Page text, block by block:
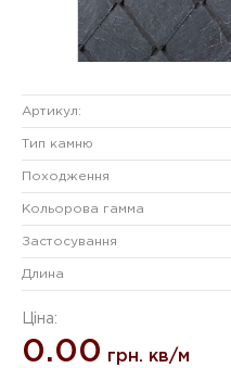
Артикул:
Тип камню
Походження
Кольорова гамма
Застосування
Длина
Ціна:
0.00 грн. кв/м